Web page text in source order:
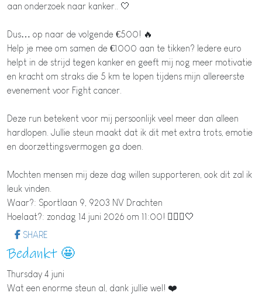
aan onderzoek naar kanker.. 🤍
Dus… op naar de volgende €500! 🔥
Help je mee om samen de €1000 aan te tikken? Iedere euro
helpt in de strijd tegen kanker en geeft mij nog meer motivatie
en kracht om straks die 5 km te lopen tijdens mijn allereerste
evenement voor Fight cancer.
Deze run betekent voor mij persoonlijk veel meer dan alleen
hardlopen. Jullie steun maakt dat ik dit met extra trots, emotie
en doorzettingsvermogen ga doen.
Mochten mensen mij deze dag willen supporteren, ook dit zal ik
leuk vinden.
Waar?: Sportlaan 9, 9203 NV Drachten
Hoelaat?: zondag 14 juni 2026 om 11:00! 🏃🏽‍♀️🤍
SHARE
Bedankt 🤩
Thursday 4 juni
Wat een enorme steun al, dank jullie wel! ❤️